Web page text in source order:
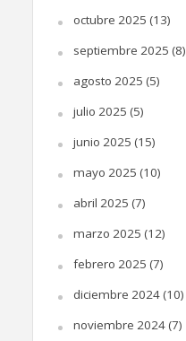
octubre 2025 (13)
septiembre 2025 (8)
agosto 2025 (5)
julio 2025 (5)
junio 2025 (15)
mayo 2025 (10)
abril 2025 (7)
marzo 2025 (12)
febrero 2025 (7)
diciembre 2024(10)
noviembre 2024(7)